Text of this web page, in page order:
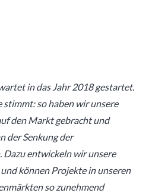
in das Jahr 2018 gestartet.
so haben wir unsere
den Markt gebracht und
der Senkung der
Dazu entwickeln wir unsere
können Projekte in unseren
so zunehmend